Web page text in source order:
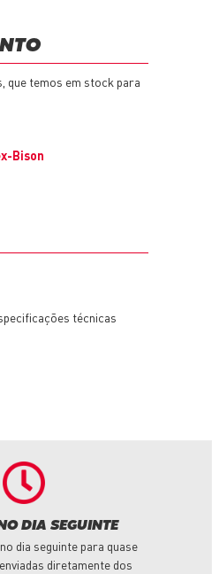
que temos em stock para
Bison
técnicas
DIA SEGUINTE
dia seguinte para quase
diretamente dos